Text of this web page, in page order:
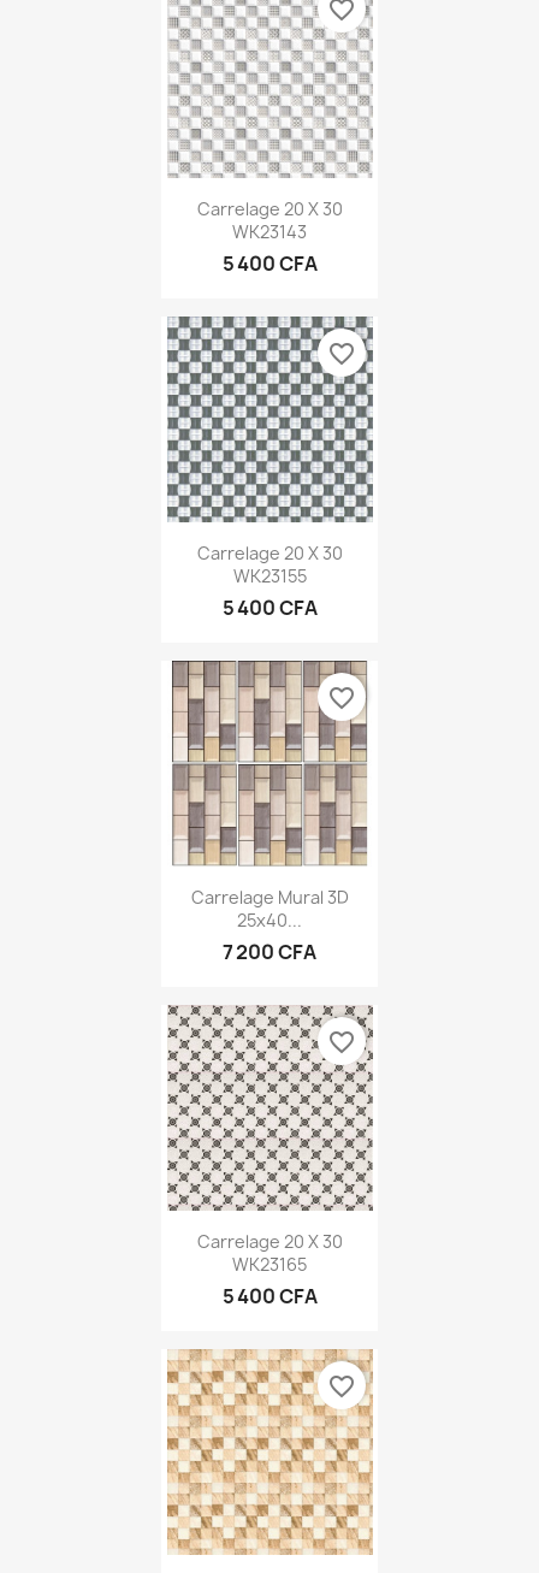
Carrelage 20 X 30
WK23143
5 400 CFA
favorite_border
Carrelage 20 X 30
WK23155
5 400 CFA
favorite_border
Carrelage Mural 3D
25x40...
7 200 CFA
favorite_border
Carrelage 20 X 30
WK23165
5 400 CFA
favorite_border
favorite_border